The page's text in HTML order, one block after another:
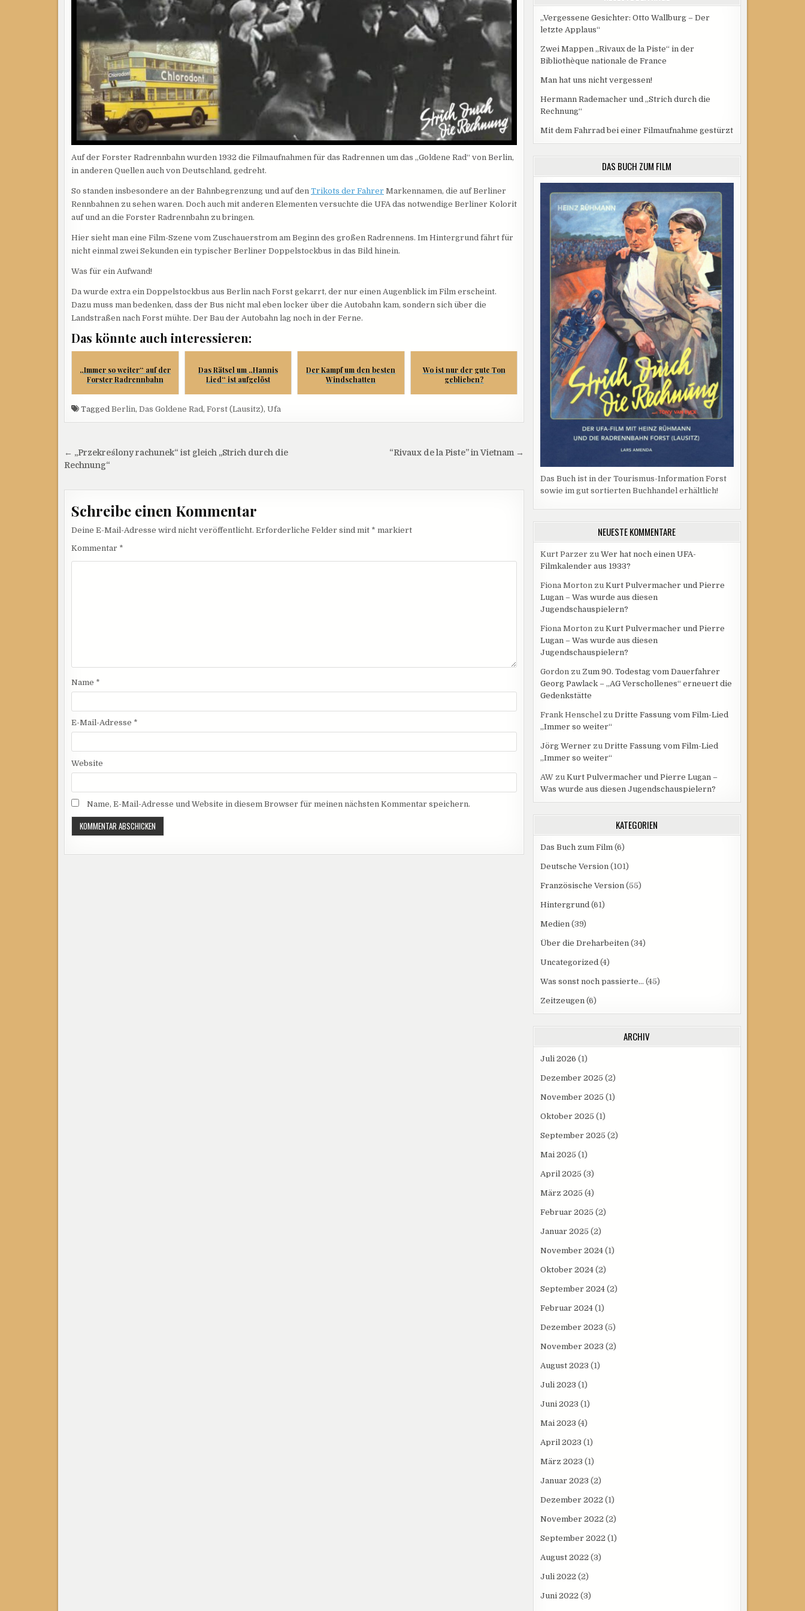
Auf der Forster Radrennbahn wurden 1932 die Filmaufnahmen für das Radrennen um das „Goldene Rad“ von Berlin,
in anderen Quellen auch von Deutschland, gedreht.
So standen insbesondere an der Bahnbegrenzung und auf den Trikots der Fahrer Markennamen, die auf Berliner
Rennbahnen zu sehen waren. Doch auch mit anderen Elementen versuchte die UFA das notwendige Berliner Kolorit
auf und an die Forster Radrennbahn zu bringen.
Hier sieht man eine Film-Szene vom Zuschauerstrom am Beginn des großen Radrennens. Im Hintergrund fährt für
nicht einmal zwei Sekunden ein typischer Berliner Doppelstockbus in das Bild hinein.
Was für ein Aufwand!
Da wurde extra ein Doppelstockbus aus Berlin nach Forst gekarrt, der nur einen Augenblick im Film erscheint.
Dazu muss man bedenken, dass der Bus nicht mal eben locker über die Autobahn kam, sondern sich über die
Landstraßen nach Forst mühte. Der Bau der Autobahn lag noch in der Ferne.
Das könnte auch interessieren:
„Immer so weiter“ auf der
Forster Radrennbahn
Das Rätsel um „Hannis
Lied“ ist aufgelöst
Der Kampf um den besten
Windschatten
Wo ist nur der gute Ton
geblieben?
Tagged Berlin, Das Goldene Rad, Forst (Lausitz), Ufa
Beitragsnavigation “Rivaux de la Piste” in Vietnam →
← „Przekreślony rachunek“ ist gleich „Strich durch die
Rechnung“
Schreibe einen Kommentar
Deine E-Mail-Adresse wird nicht veröffentlicht. Erforderliche Felder sind mit * markiert
Kommentar *
Name *
E-Mail-Adresse *
Website
Name, E-Mail-Adresse und Website in diesem Browser für meinen nächsten Kommentar speichern.
„Vergessene Gesichter: Otto Wallburg – Der
letzte Applaus“
Zwei Mappen „Rivaux de la Piste“ in der
Bibliothèque nationale de France
Man hat uns nicht vergessen!
Hermann Rademacher und „Strich durch die
Rechnung“
Mit dem Fahrrad bei einer Filmaufnahme gestürzt
DAS BUCH ZUM FILM
Das Buch ist in der Tourismus-Information Forst
sowie im gut sortierten Buchhandel erhältlich!
NEUESTE KOMMENTARE
Kurt Parzer zu Wer hat noch einen UFA-
Filmkalender aus 1933?
Fiona Mortonzu Kurt Pulvermacher und Pierre
Lugan – Was wurde aus diesen
Jugendschauspielern?
Fiona Mortonzu Kurt Pulvermacher und Pierre
Lugan – Was wurde aus diesen
Jugendschauspielern?
Gordonzu Zum 90. Todestag vom Dauerfahrer
Georg Pawlack – „AG Verschollenes“ erneuert die
Gedenkstätte
Frank Henschelzu Dritte Fassung vom Film-Lied
„Immer so weiter“
Jörg Werner zu Dritte Fassung vom Film-Lied
„Immer so weiter“
AWzu Kurt Pulvermacher und Pierre Lugan –
Was wurde aus diesen Jugendschauspielern?
KATEGORIEN
Das Buch zum Film(6)
Deutsche Version(101)
Französische Version(55)
Hintergrund(61)
Medien(39)
Über die Dreharbeiten(34)
Uncategorized(4)
Was sonst noch passierte… (45)
Zeitzeugen(6)
ARCHIV
Juli 2026 (1)
Dezember 2025 (2)
November 2025 (1)
Oktober 2025 (1)
September 2025 (2)
Mai 2025 (1)
April 2025 (3)
März 2025 (4)
Februar 2025 (2)
Januar 2025 (2)
November 2024(1)
Oktober 2024(2)
September 2024(2)
Februar 2024(1)
Dezember 2023 (5)
November 2023 (2)
August 2023 (1)
Juli 2023 (1)
Juni 2023 (1)
Mai 2023 (4)
April 2023 (1)
März 2023 (1)
Januar 2023 (2)
Dezember 2022 (1)
November 2022 (2)
September 2022 (1)
August 2022 (3)
Juli 2022 (2)
Juni 2022 (3)